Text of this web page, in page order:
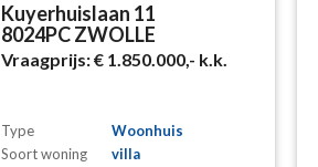
Kuyerhuislaan 11
8024PC ZWOLLE
Vraagprijs:€ 1.850.000,- k.k.
Type
Woonhuis
Soort woning
villa